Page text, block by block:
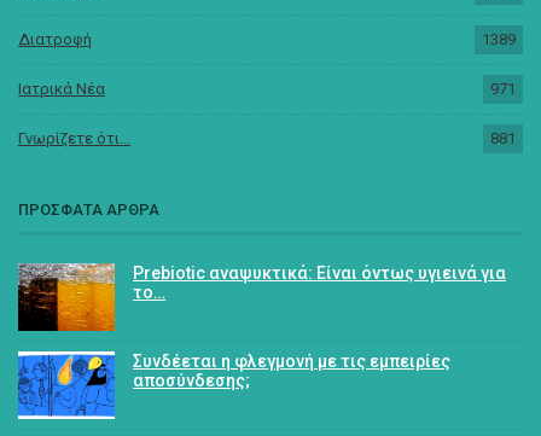
Διατροφή 1389
Ιατρικά Νέα 971
Γνωρίζετε ότι... 881
ΠΡΟΣΦΑΤΑ ΑΡΘΡΑ
Prebiotic αναψυκτικά: Είναι όντως υγιεινά για
το…
Συνδέεται η φλεγμονή με τις εμπειρίες
αποσύνδεσης;